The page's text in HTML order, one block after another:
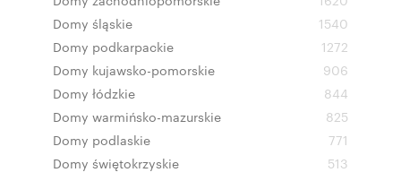
Domy śląskie
1540
Domy podkarpackie
1272
Domy kujawsko-pomorskie
906
Domy łódzkie
844
Domy warmińsko-mazurskie
825
Domy podlaskie
771
Domy świętokrzyskie
513